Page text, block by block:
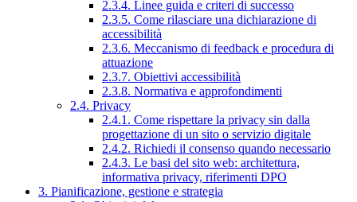
2.3.4. Linee guida e criteri di successo
2.3.5. Come rilasciare una dichiarazione di
accessibilità
2.3.6. Meccanismo di feedback e procedura di
attuazione
2.3.7. Obiettivi accessibilità
2.3.8. Normativa e approfondimenti
2.4. Privacy
2.4.1. Come rispettare la privacy sin dalla
progettazione di un sito o servizio digitale
2.4.2. Richiedi il consenso quando necessario
2.4.3. Le basi del sito web: architettura,
informativa privacy, riferimenti DPO
3. Pianificazione, gestione e strategia